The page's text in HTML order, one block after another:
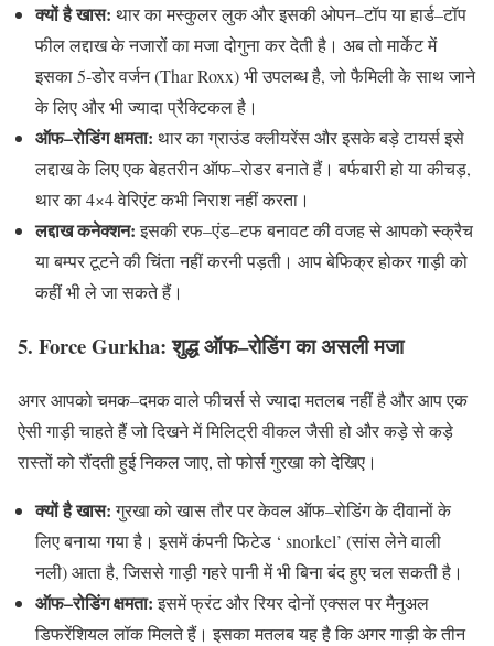
क्योंहैखास: थार का मस्कुलर लुक और इसकी ओपन–टॉप या हार्ड–टॉप
फील लद्दाख के नजारों का मजा दोगुना कर देती है। अब तो मार्केट में
इसका5-डोर वर्जन(Thar Roxx)भी उपलब्ध है,जो फैमिली के साथ जाने
के लिए और भी ज्यादा प्रैक्टिकल है।
ऑफ–रोडिंगक्षमता: थार का ग्राउंड क्लीयरेंस और इसके बड़े टायर्स इसे
लद्दाख के लिए एक बेहतरीन ऑफ–रोडर बनाते हैं। बर्फबारी हो या कीचड़,
थार का4×4वेरिएंट कभी निराश नहीं करता।
लद्दाखकनेक्शन: इसकी रफ–एंड–टफ बनावट की वजह से आपको स्क्रैच
या बम्पर टूटने की चिंता नहीं करनी पड़ती। आप बेफिक्र होकर गाड़ी को
कहीं भी ले जा सकते हैं।
5. Force Gurkha:शुद्धऑफ–रोडिंगकाअसलीमजा
अगर आपको चमक–दमक वाले फीचर्स से ज्यादा मतलब नहीं है और आप एक
ऐसी गाड़ी चाहते हैं जो दिखने में मिलिट्री वीकल जैसी हो और कड़े से कड़े
रास्तों को रौंदती हुई निकल जाए,तो फोर्स गुरखा को देखिए।
क्योंहैखास: गुरखा को खास तौर पर केवल ऑफ–रोडिंग के दीवानों के
लिए बनाया गया है। इसमें कंपनी फिटेड ‘ snorkel’ (सांस लेने वाली
नली)आता है,जिससे गाड़ी गहरे पानी में भी बिना बंद हुए चल सकती है।
ऑफ–रोडिंगक्षमता: इसमें फ्रंट और रियर दोनों एक्सल पर मैनुअल
डिफरेंशियल लॉक मिलते हैं। इसका मतलब यह है कि अगर गाड़ी के तीन